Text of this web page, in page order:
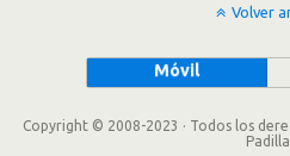
Volver
Móvil
Copyright © 2008-2023 · Todos los
Padilla